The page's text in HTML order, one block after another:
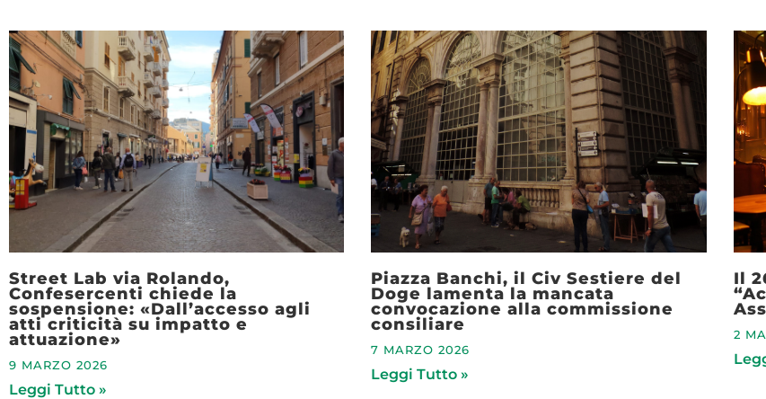
Street Lab via Rolando,
Confesercenti chiede la
sospensione: «Dall’accesso agli
atti criticità su impatto e
attuazione»
9 MARZO 2026
Leggi Tutto »
Piazza Banchi, il Civ Sestiere del
Doge lamenta la mancata
convocazione alla commissione
consiliare
7 MARZO 2026
Leggi Tutto »
Il
2